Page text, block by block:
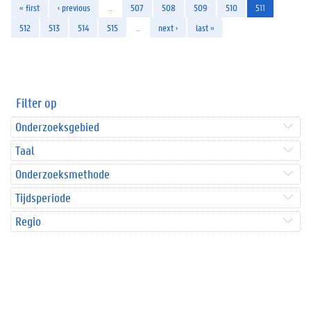
« first ‹ previous 507 508 509 510
511
512
513 514 515 next › last »
Filter op
Onderzoeksgebied
Taal
Onderzoeksmethode
Tijdsperiode
Regio